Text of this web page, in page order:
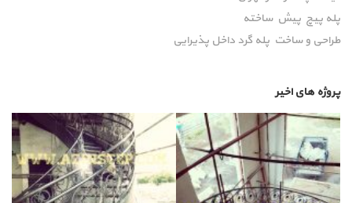
پله پیچ پیش‌ ساخته
طراحی و ساخت پله گرد داخل پذیرایی
پروژه های اخیر